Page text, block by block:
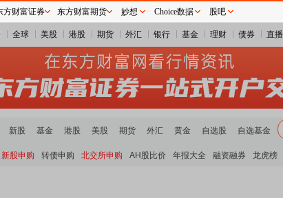
全球 美股 港股 期货 外汇 银行 基金 理财 债券 直播
新股 基金 港股 美股 期货 外汇 黄金 自选股 自选基金
新股申购 转债申购 北交所申购 AH股比价 年报大全 融资融券 龙虎榜
方财富证券 东方财富期货 妙想 Choice数据 股吧